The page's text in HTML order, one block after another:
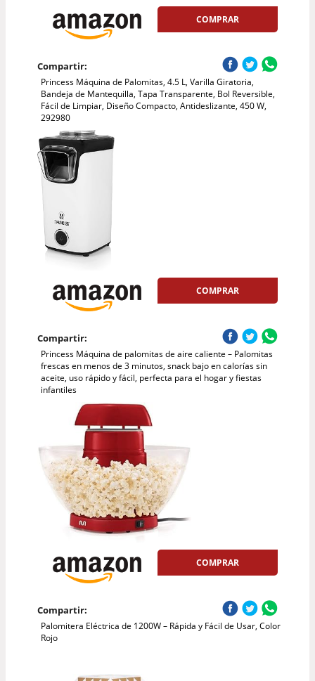
COMPRAR
Compartir:
Princess Máquina de Palomitas, 4.5 L, Varilla Giratoria,
Bandeja de Mantequilla, Tapa Transparente, Bol Reversible,
Fácil de Limpiar, Diseño Compacto, Antideslizante, 450 W,
292980
COMPRAR
Compartir:
Princess Máquina de palomitas de aire caliente – Palomitas
frescas en menos de 3 minutos, snack bajo en calorías sin
aceite, uso rápido y fácil, perfecta para el hogar y fiestas
infantiles
COMPRAR
Compartir:
Palomitera Eléctrica de 1200W – Rápida y Fácil de Usar, Color
Rojo